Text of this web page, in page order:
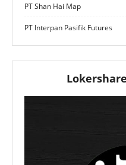
PT Shan Hai Map
PT Interpan Pasifik Futures